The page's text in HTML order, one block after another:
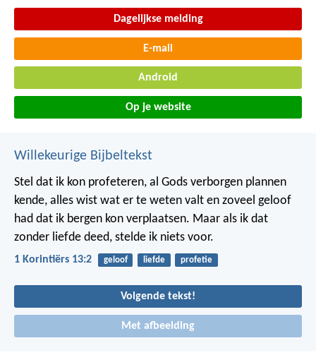
Dagelijkse melding
E-mail
Android
Op je website
Willekeurige Bijbeltekst
Stel dat ik kon profeteren, al Gods verborgen plannen
kende, alles wist wat er te weten valt en zoveel geloof
had dat ik bergen kon verplaatsen. Maar als ik dat
zonder liefde deed, stelde ik niets voor.
1 Korintiërs 13:2 geloof liefde profetie
Volgende tekst!
Met afbeelding